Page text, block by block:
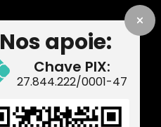
Nos apoie:
Chave PIX:
27.844.222/0001-47